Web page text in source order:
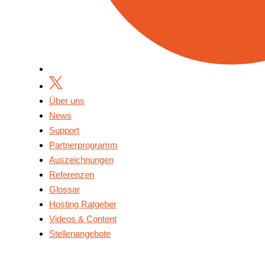
Über uns
News
Support
Partnerprogramm
Auszeichnungen
Referenzen
Glossar
Hosting Ratgeber
Videos & Content
Stellenangebote